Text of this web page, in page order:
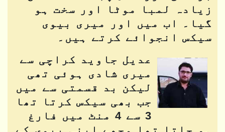
زیادہ لمبا موٹا اور سخت ہو
گیا۔ اب میں اور میری بیوی
سیکس انجوائے کرتے ہیں۔
عدیل جاوید کراچی سے
میری شادی ہوئی تھی
لیکن بد قسمتی سے میں
جب بھی سیکس کرتا تھا
3 سے 4 منٹ میں فارغ